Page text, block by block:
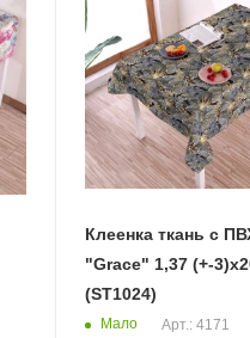
Клеенка ткань с
"Grace" 1,37 (+-
(ST1024)
Мало Арт.: 4171